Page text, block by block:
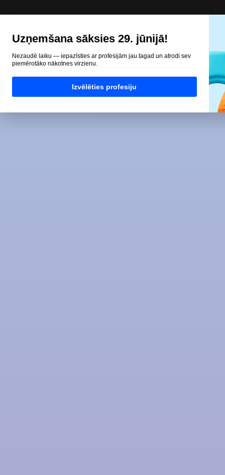
Uzņemšana sāksies 29. jūnijā!
Nezaudē laiku — iepazīsties ar profesijām jau tagad un atrodi sev
piemērotāko nākotnes virzienu.
Izvēlēties profesiju